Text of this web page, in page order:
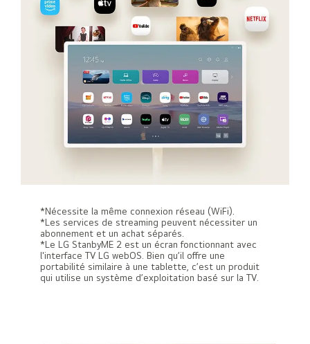
*Nécessite la même connexion réseau (WiFi).
*Les services de streaming peuvent nécessiter un
abonnement et un achat séparés.
*Le LG StanbyME 2 est un écran fonctionnant avec
l'interface TV LG webOS. Bien qu’il offre une
portabilité similaire à une tablette, c’est un produit
qui utilise un système d’exploitation basé sur la TV.